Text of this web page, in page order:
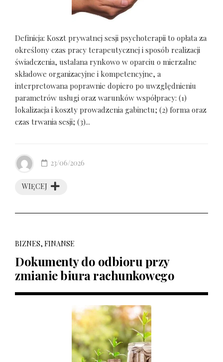
Definicja: Koszt prywatnej sesji psychoterapii to opłata za
określony czas pracy terapeutycznej i sposób realizacji
świadczenia, ustalana rynkowo w oparciu o mierzalne
składowe organizacyjne i kompetencyjne, a
interpretowana poprawnie dopiero po uwzględnieniu
parametrów usługi oraz warunków współpracy: (1)
lokalizacja i koszty prowadzenia gabinetu; (2) forma oraz
czas trwania sesji; (3)...
WIĘCEJ
23/06/2026
BIZNES, FINANSE
Dokumenty do odbioru przy
zmianie biura rachunkowego